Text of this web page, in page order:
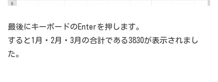
最後にキーボードのEnterを押します。
すると1月・2月・3月の合計である3830が表示されまし
た。